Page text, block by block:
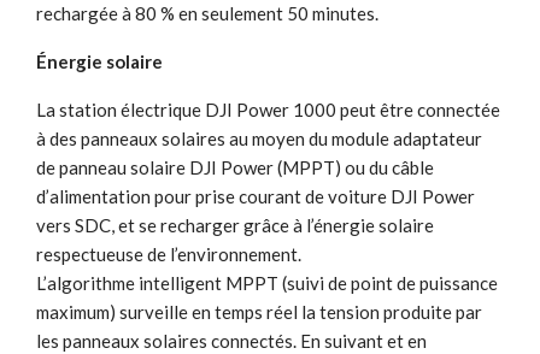
rechargée à 80 % en seulement 50 minutes.
Énergie solaire
La station électrique DJI Power 1000 peut être connectée
à des panneaux solaires au moyen du module adaptateur
de panneau solaire DJI Power (MPPT) ou du câble
d’alimentation pour prise courant de voiture DJI Power
vers SDC‌‌‌, et se recharger grâce à l’énergie solaire
respectueuse de l’environnement.
L’algorithme intelligent MPPT (suivi de point de puissance
maximum) surveille en temps réel la tension produite par
les panneaux solaires connectés.‌‌ En suivant et en